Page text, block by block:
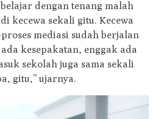
dengan tenang malah
kecewa sekali gitu. Kecewa
mediasi sudah berjalan
kesepakatan, enggak ada
sekolah juga sama sekali
gitu,” ujarnya.